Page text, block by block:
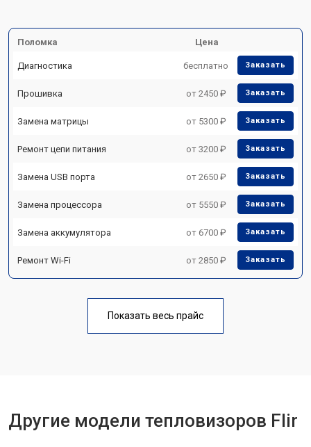
Поломка Цена
Диагностика бесплатно Заказать
Прошивка от 2450 ₽ Заказать
Замена матрицы от 5300 ₽ Заказать
Ремонт цепи питания от 3200 ₽ Заказать
Замена USB порта от 2650 ₽ Заказать
Замена процессора от 5550 ₽ Заказать
Замена аккумулятора от 6700 ₽ Заказать
Ремонт Wi-Fi от 2850 ₽ Заказать
Показать весь прайс
Другие модели тепловизоров Flir